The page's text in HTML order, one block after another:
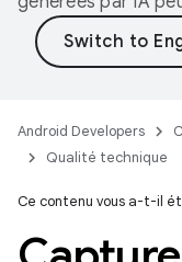
Android Developers
Qualité technique
Ce contenu vous a-t-il